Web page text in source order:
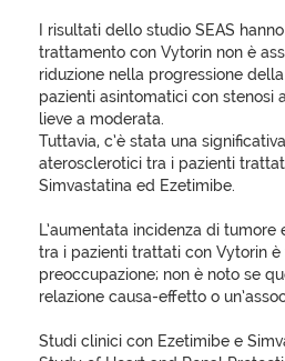
I risultati dello studio SEAS
trattamento con Vytorin non è
riduzione nella progressione
pazienti asintomatici con stenosi
lieve a moderata.
Tuttavia, c’è stata una
aterosclerotici tra i pazienti
Simvastatina ed Ezetimibe.
L’aumentata incidenza di
tra i pazienti trattati con Vytorin
preoccupazione; non è noto se
relazione causa-effetto o
Studi clinici con Ezetimibe e